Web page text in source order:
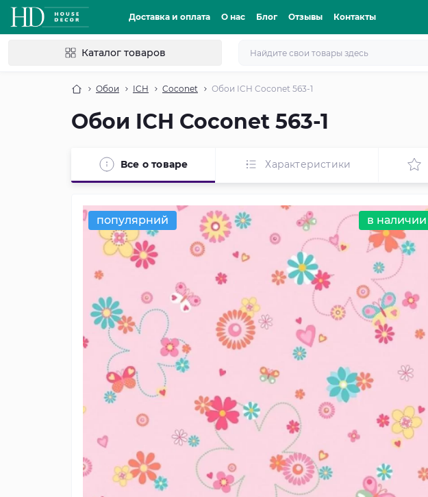
Доставка и оплата О нас Блог Отзывы Контакты
Каталог товаров
Обои ICH Coconet Обои ICH Coconet 563-1
Обои ICH Coconet 563-1
Все о товаре Характеристики
популярний в наличии